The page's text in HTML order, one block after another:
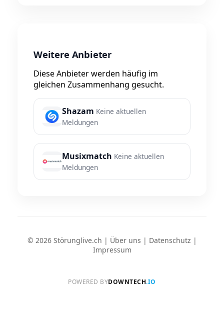
Weitere Anbieter
Diese Anbieter werden häufig im
gleichen Zusammenhang gesucht.
Shazam Keine aktuellen
Meldungen
Musixmatch Keine aktuellen
Meldungen
© 2026 Störunglive.ch | Über uns | Datenschutz |
Impressum
POWERED BYDOWNTECH.IO